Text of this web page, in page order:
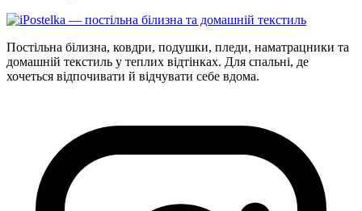
Постільна білизна, ковдри, подушки, пледи, наматрацники та
домашній текстиль у теплих відтінках. Для спальні, де
хочеться відпочивати й відчувати себе вдома.